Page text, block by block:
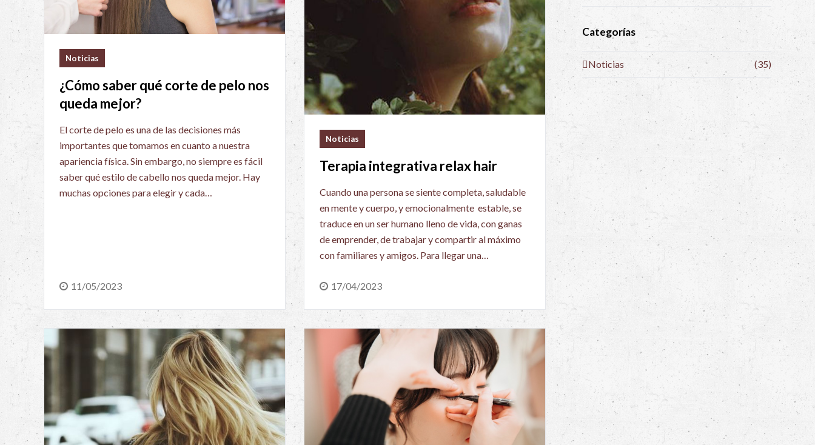
Noticias
¿Cómo saber qué corte de pelo nos
queda mejor?
El corte de pelo es una de las decisiones más
importantes que tomamos en cuanto a nuestra
apariencia física. Sin embargo, no siempre es fácil
saber qué estilo de cabello nos queda mejor. Hay
muchas opciones para elegir y cada…
11/05/2023
Noticias
Terapia integrativa relax hair
Cuando una persona se siente completa, saludable
en mente y cuerpo, y emocionalmente estable, se
traduce en un ser humano lleno de vida, con ganas
de emprender, de trabajar y compartir al máximo
con familiares y amigos. Para llegar una…
17/04/2023
Categorías
Noticias (35)